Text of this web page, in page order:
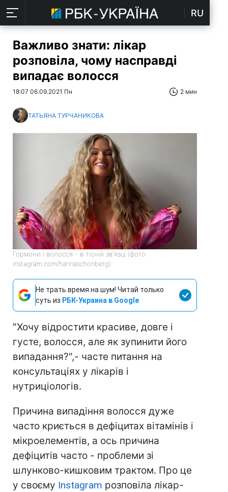
RU
Важливо знати: лікар
розповіла, чому насправді
випадає волосся
18:07 06.09.2021 Пн 2 мин
ТАТЬЯНА ТУРЧАНИКОВА
Гормони і волосся - в тісній зв'язці (фото:
instagram.com/hannaschonberg)
Не трать время на шум! Читай только
суть из РБК-Украина в Google
"Хочу відростити красиве, довге і
густе, волосся, але як зупинити його
випадання?",- часте питання на
консультаціях у лікарів і
нутриціологів.
Причина випадіння волосся дуже
часто криється в дефіцитах вітамінів і
мікроелементів, а ось причина
дефіцитів часто - проблеми зі
шлунково-кишковим трактом. Про це
у своєму Instagram розповіла лікар-